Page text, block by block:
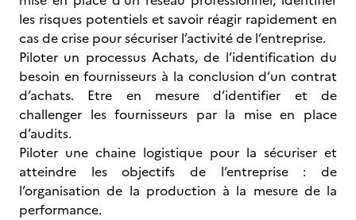
les risques potentiels et savoir réagir rapidement en
cas de crise pour sécuriser l’activité de l’entreprise.
Piloter un processus Achats, de l’identification du
besoin en fournisseurs à la conclusion d’un contrat
d’achats. Etre en mesure d’identifier et de
challenger les fournisseurs par la mise en place
d’audits.
Piloter une chaine logistique pour la sécuriser et
atteindre les objectifs de l’entreprise : de
l’organisation de la production à la mesure de la
performance.